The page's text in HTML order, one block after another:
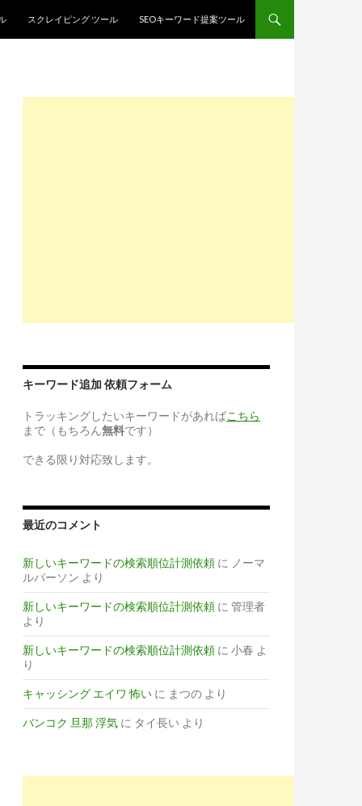
スクレイピング ツール SEOキーワード提案ツール
キーワード追加 依頼フォーム
トラッキングしたいキーワードがあればこちら
まで（もちろん無料です）
できる限り対応致します。
最近のコメント
新しいキーワードの検索順位計測依頼 に ノーマ
ルパーソン より
新しいキーワードの検索順位計測依頼 に 管理者
より
新しいキーワードの検索順位計測依頼 に 小春 よ
り
キャッシング エイワ 怖い に まつの より
バンコク 旦那 浮気 に タイ長い より